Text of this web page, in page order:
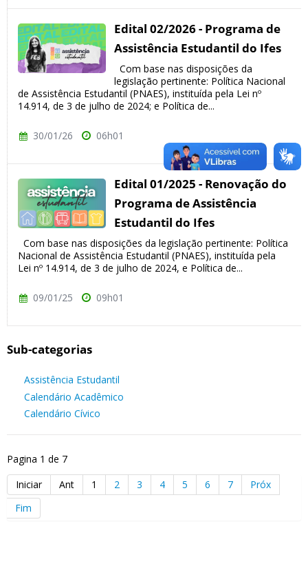
Edital 02/2026 - Programa de
Assistência Estudantil do Ifes
Com base nas disposições da
legislação pertinente: Política Nacional
de Assistência Estudantil (PNAES), instituída pela Lei nº
14.914, de 3 de julho de 2024; e Política de...
30/01/26 06h01
Edital 01/2025 - Renovação do
Programa de Assistência
Estudantil do Ifes
Com base nas disposições da legislação pertinente: Política
Nacional de Assistência Estudantil (PNAES), instituída pela
Lei nº 14.914, de 3 de julho de 2024, e Política de...
09/01/25 09h01
Sub-categorias
Assistência Estudantil
Calendário Acadêmico
Calendário Cívico
Pagina 1 de 7
Iniciar
Ant 1 2 3 4 5 6 7
Próx
Fim